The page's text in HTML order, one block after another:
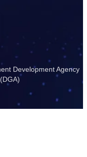
Development Agency